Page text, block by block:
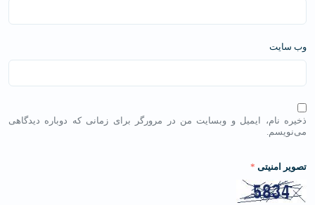
وب‌ سایت
ذخیره نام، ایمیل و وبسایت من در مرورگر برای زمانی که دوباره دیدگاهی
می‌نویسم.
تصویر امنیتی *